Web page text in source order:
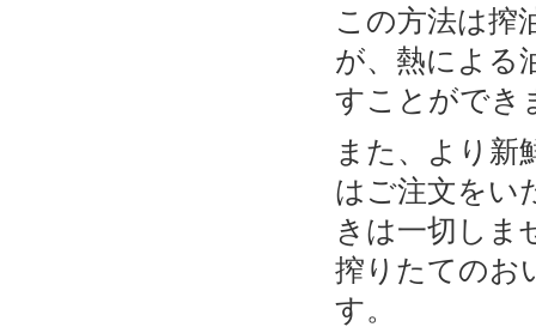
この方法は搾
が、熱による
すことができ
また、より新
はご注文をい
きは一切しま
搾りたてのお
す。